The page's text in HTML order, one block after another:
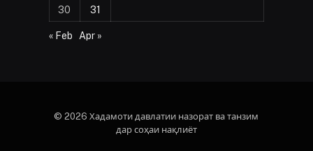
30
31
« Feb Apr »
© 2026 Хадамоти давлатии назорат ва танзим
дар соҳаи нақлиёт